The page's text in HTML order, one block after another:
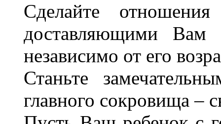
Сделайте
доставляющими Вам
независимо от его
Станьте
главного сокровища –